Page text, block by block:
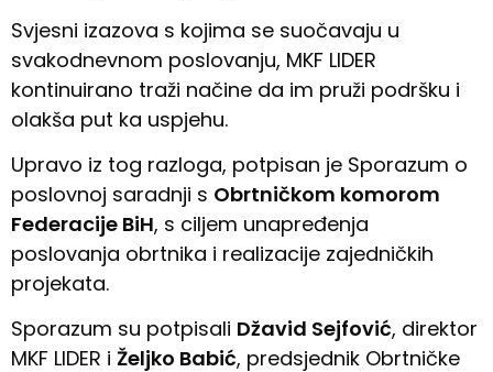
Svjesni izazova s kojima se suočavaju u
svakodnevnom poslovanju, MKF LIDER
kontinuirano traži načine da im pruži podršku i
olakša put ka uspjehu.
Upravo iz tog razloga, potpisan je Sporazum o
poslovnoj saradnji s Obrtničkom komorom
Federacije BiH, s ciljem unapređenja
poslovanja obrtnika i realizacije zajedničkih
projekata.
Sporazum su potpisali Džavid Sejfović, direktor
MKF LIDER i Željko Babić, predsjednik Obrtničke